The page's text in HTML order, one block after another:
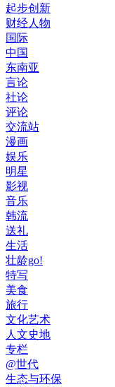
起步创新
财经人物
国际
中国
东南亚
言论
社论
评论
交流站
漫画
娱乐
明星
影视
音乐
韩流
送礼
生活
壮龄go!
特写
美食
旅行
文化艺术
人文史地
专栏
@世代
生态与环保